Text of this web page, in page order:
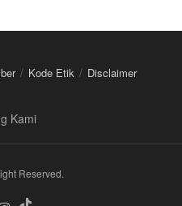
Kode Etik Disclaimer
Kami
Reserved.